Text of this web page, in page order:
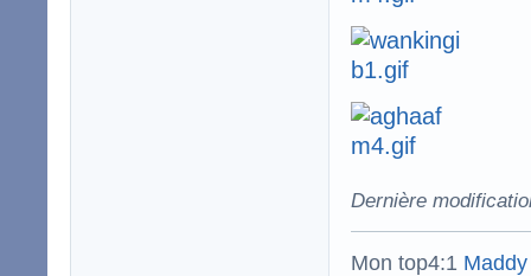
Dernière
Mon top4:1